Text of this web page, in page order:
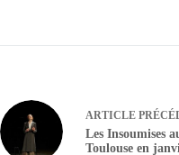
ARTICLE
Les Insoumises
Toulouse en